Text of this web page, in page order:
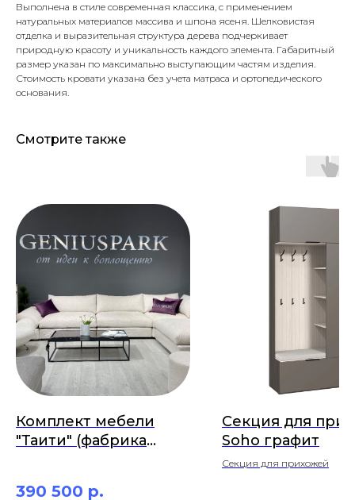
Выполнена в стиле современная классика, с применением
натуральных материалов массива и шпона ясеня. Шелковистая
отделка и выразительная структура дерева подчеркивает
природную красоту и уникальность каждого элемента. Габаритный
размер указан по максимально выступающим частям изделия.
Стоимость кровати указана без учета матраса и ортопедического
основания.
Смотрите также
Комплект мебели
"Таити" (фабрика
390 500 р.
Секция для
Soho графит
Секция для прихожей